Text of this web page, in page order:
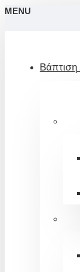
MENU
Βάπτιση